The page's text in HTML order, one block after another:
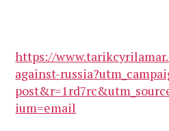
https://
against-
ium=email